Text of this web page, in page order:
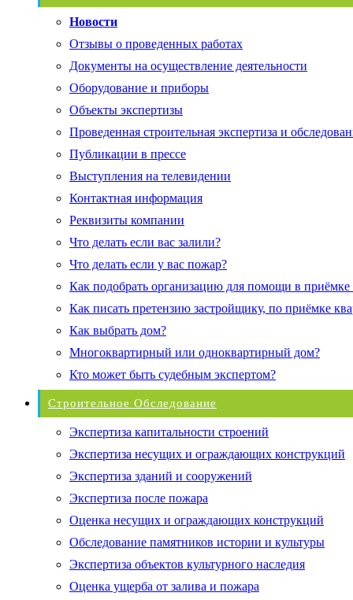
Новости
Отзывы о проведенных работах
Документы на осуществление деятельности
Оборудование и приборы
Объекты экспертизы
Проведенная строительная экспертиза и
Публикации в прессе
Выступления на телевидении
Контактная информация
Реквизиты компании
Что делать если вас залили?
Что делать если у вас пожар?
Как подобрать организацию для помощи в приёмке
Как писать претензию застройщику, по приёмке
Как выбрать дом?
Многоквартирный или одноквартирный дом?
Кто может быть судебным экспертом?
Строительное Обследование
Экспертиза капитальности строений
Экспертиза несущих и ограждающих конструкций
Экспертиза зданий и сооружений
Экспертиза после пожара
Оценка несущих и ограждающих конструкций
Обследование памятников истории и культуры
Экспертиза объектов культурного наследия
Оценка ущерба от залива и пожара